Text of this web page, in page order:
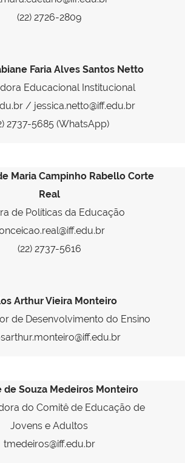
(22) 2726-2809
Faria Alves Santos Netto
Educacional Institucional
/ jessica.netto@iff.edu.br
2737-5685 (WhatsApp)
Maria Campinho Rabello Corte
Real
de Políticas da Educação
(22) 2737-5616
Arthur Vieira Monteiro
de Desenvolvimento do Ensino
de Souza Medeiros Monteiro
do Comitê de Educação de
Jovens e Adultos
tmedeiros@iff.edu.br